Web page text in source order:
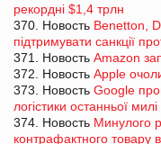
рекордні $1,4 трлн
370. Новость Benetton,
підтримувати санкції
371. Новость Amazon
372. Новость Apple
373. Новость Google
логістики останньої милі
374. Новость Минулого
контрафактного товару